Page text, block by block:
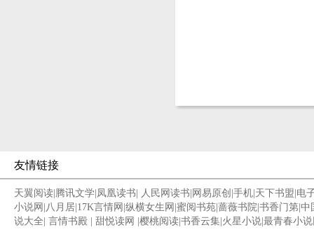
友情链接
天翼阅读 腾讯文学 凤凰读书 人民网读书 网易原创 手机 天下书盟 电
小说网 八月居 17K言情网 纵横女生网 蜜阅书苑 蔷薇书院 书香门第 中
说大全 言情书殿 甜悦读网 樱桃阅读 书香云集 火星小说 最青春小